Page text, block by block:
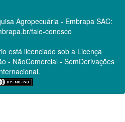
Agropecuária - Embrapa SAC:
fale-conosco
está licenciado sob a Licença
- NãoComercial - SemDerivações